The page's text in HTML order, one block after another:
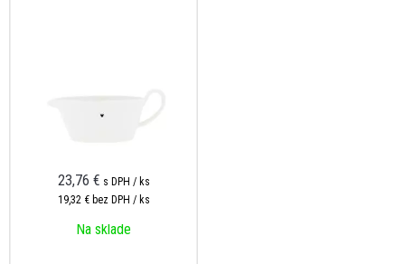
23,76 € s DPH / ks
19,32 € bez DPH / ks
Na sklade